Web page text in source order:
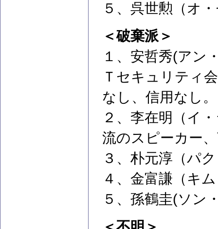
５、呉世勲（オ
＜破棄派＞
１、安哲秀(アン
Ｔセキュリティ
なし、信用なし。
２、李在明（イ
流のスピーカー
３、朴元淳（パ
４、金富謙（キ
５、孫鶴圭(ソ